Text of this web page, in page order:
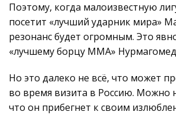
Поэтому, когда малоизвестную
посетит «лучший ударник мира»
резонанс будет огромным. Это
«лучшему борцу ММА»
Но это далеко не всё, что может
во время визита в Россию. Можно
что он прибегнет к своим